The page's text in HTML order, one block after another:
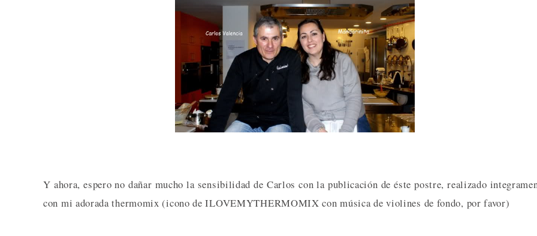
Y ahora, espero no dañar mucho la sensibilidad de Carlos con la publicación de éste postre, realizado
con mi adorada thermomix (icono de ILOVEMYTHERMOMIX con música de violines de fondo, por favor)